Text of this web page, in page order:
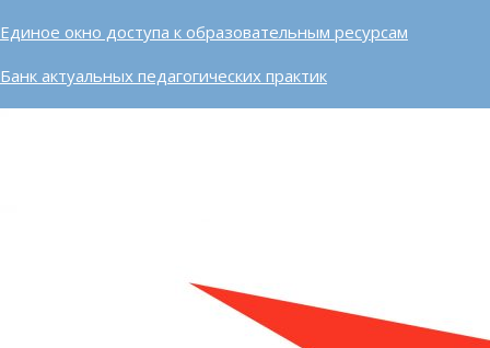
Единое окно доступа к образовательным ресурсам
Банк актуальных педагогических практик